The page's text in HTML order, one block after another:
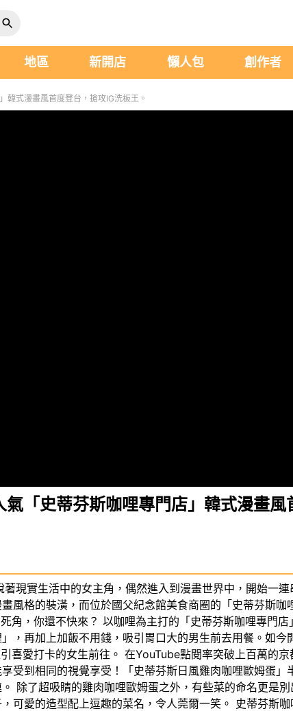
地區 新開店 懶人包 創作者
韓式漫畫風首度登台，搶攻IG洗板王。
「史蒂芬斯咖哩專門店」韓式漫畫風
現實生活中的女主角，偶然進入到漫畫世界中，開始一連
風格的裝潢，而位於國父紀念館美食商圈的「史蒂芬斯咖
角，你還不快來？ 以咖哩為主打的「史蒂芬斯咖哩專門
，再加上加飯不用錢，吸引胃口大的男生前去用餐。如
喜愛打卡的女生前往。 在YouTube點閱率突破上百萬的
受到相同的視覺享受！「史蒂芬斯日風雞肉咖哩歐姆蛋」
除了超吸睛的雞肉咖哩歐姆蛋之外，有些菜的命名更是
可愛的造型配上逗趣的菜名，令人莞爾一笑。 史蒂芬斯